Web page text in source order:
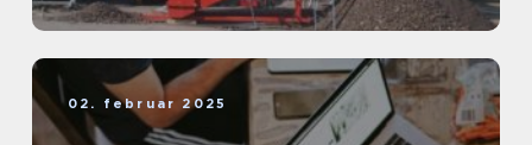
02. februar 2025